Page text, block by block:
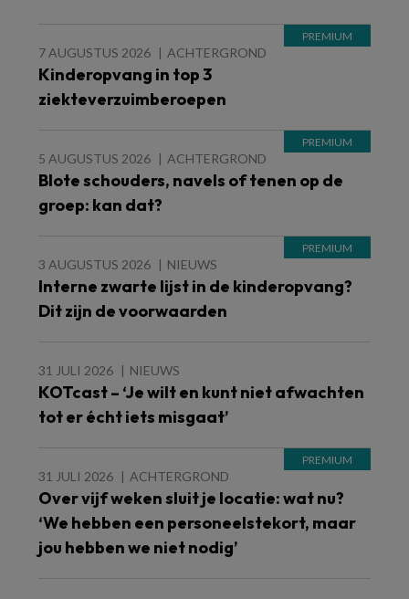
7 AUGUSTUS 2026 ACHTERGROND
Kinderopvang in top 3
ziekteverzuimberoepen
5 AUGUSTUS 2026 ACHTERGROND
Blote schouders, navels of tenen op de
groep: kan dat?
3 AUGUSTUS 2026 NIEUWS
Interne zwarte lijst in de kinderopvang?
Dit zijn de voorwaarden
31 JULI 2026 NIEUWS
KOTcast – ‘Je wilt en kunt niet afwachten
tot er écht iets misgaat’
31 JULI 2026 ACHTERGROND
Over vijf weken sluit je locatie: wat nu?
‘We hebben een personeelstekort, maar
jou hebben we niet nodig’